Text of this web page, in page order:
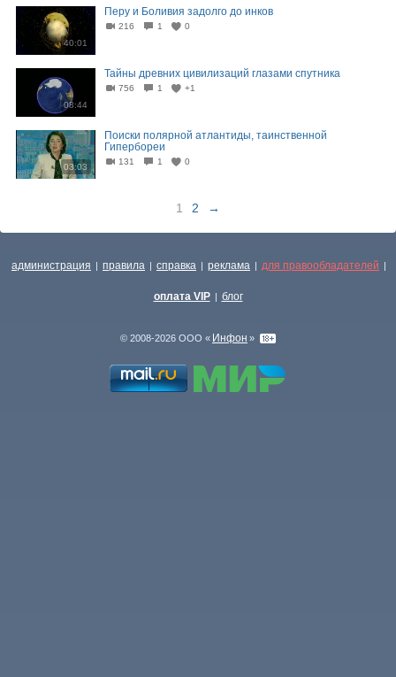
40:01
Перу и Боливия задолго до инков
216 1 0
08:44
Тайны древних цивилизаций глазами спутника
756 1 +1
03:03
Поиски полярной атлантиды, таинственной
Гипербореи
131 1 0
1 2 →
администрация | правила | справка | реклама | для правообладателей |
оплата VIP | блог
© 2008-2026 ООО « Инфон »